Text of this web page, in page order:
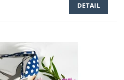
DETAIL